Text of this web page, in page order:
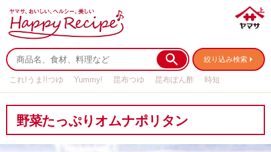
絞り込み検索
これ!うま!!つゆ Yummy! 昆布つゆ 昆布ぽん酢
時短
野菜たっぷりオムナポリタン